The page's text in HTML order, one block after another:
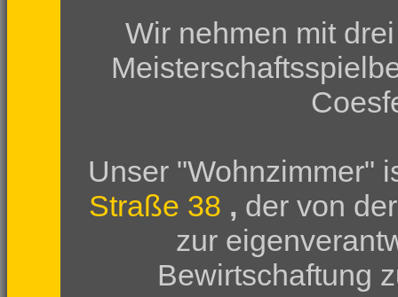
Wir nehmen mit
Unser "Wohnzimmer"
Straße 38 , der von
zur
Bewirtschaftung